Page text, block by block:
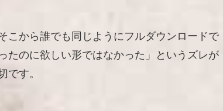
こから誰でも同じようにフルダウンロードで
たのに欲しい形ではなかった」というズレが
です。